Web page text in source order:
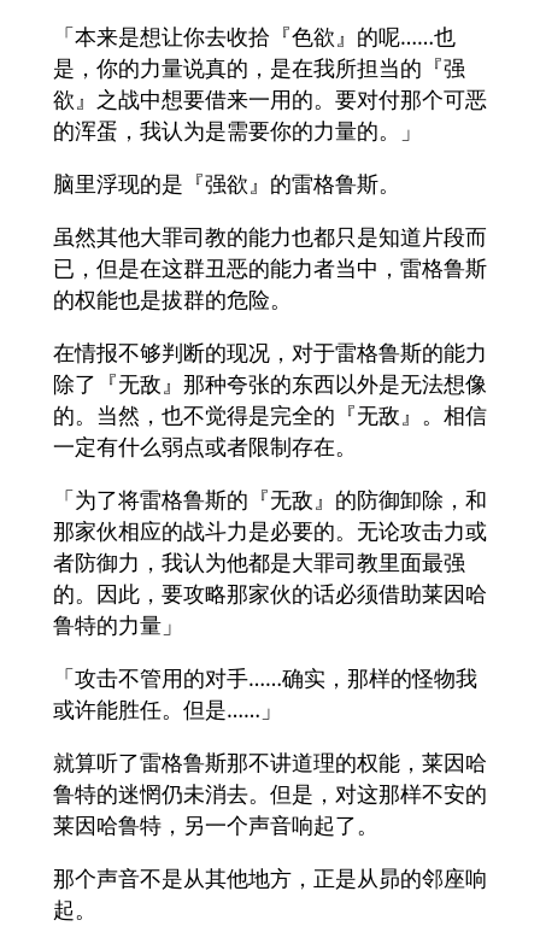
「本来是想让你去收拾『色欲』的呢……也
是，你的力量说真的，是在我所担当的『强
欲』之战中想要借来一用的。要对付那个可恶
的浑蛋，我认为是需要你的力量的。」
脑里浮现的是『强欲』的雷格鲁斯。
虽然其他大罪司教的能力也都只是知道片段而
已，但是在这群丑恶的能力者当中，雷格鲁斯
的权能也是拔群的危险。
在情报不够判断的现况，对于雷格鲁斯的能力
除了『无敌』那种夸张的东西以外是无法想像
的。当然，也不觉得是完全的『无敌』。相信
一定有什么弱点或者限制存在。
「为了将雷格鲁斯的『无敌』的防御卸除，和
那家伙相应的战斗力是必要的。无论攻击力或
者防御力，我认为他都是大罪司教里面最强
的。因此，要攻略那家伙的话必须借助莱因哈
鲁特的力量」
「攻击不管用的对手……确实，那样的怪物我
或许能胜任。但是……」
就算听了雷格鲁斯那不讲道理的权能，莱因哈
鲁特的迷惘仍未消去。但是，对这那样不安的
莱因哈鲁特，另一个声音响起了。
那个声音不是从其他地方，正是从昴的邻座响
起。